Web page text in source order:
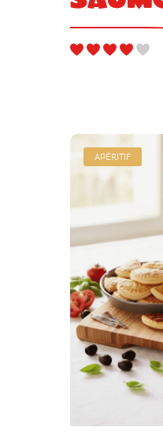
APÉRITIF